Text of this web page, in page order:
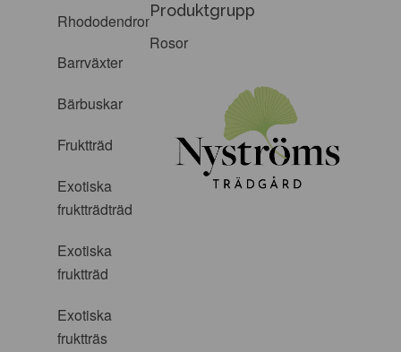
Rhododendron
Barrväxter
Bärbuskar
Fruktträd
Exotiska
fruktträdträd
Exotiska
fruktträd
Exotiska
fruktträs
Produktgrupp
Rosor